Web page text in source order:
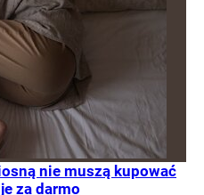
nie muszą kupować
za darmo